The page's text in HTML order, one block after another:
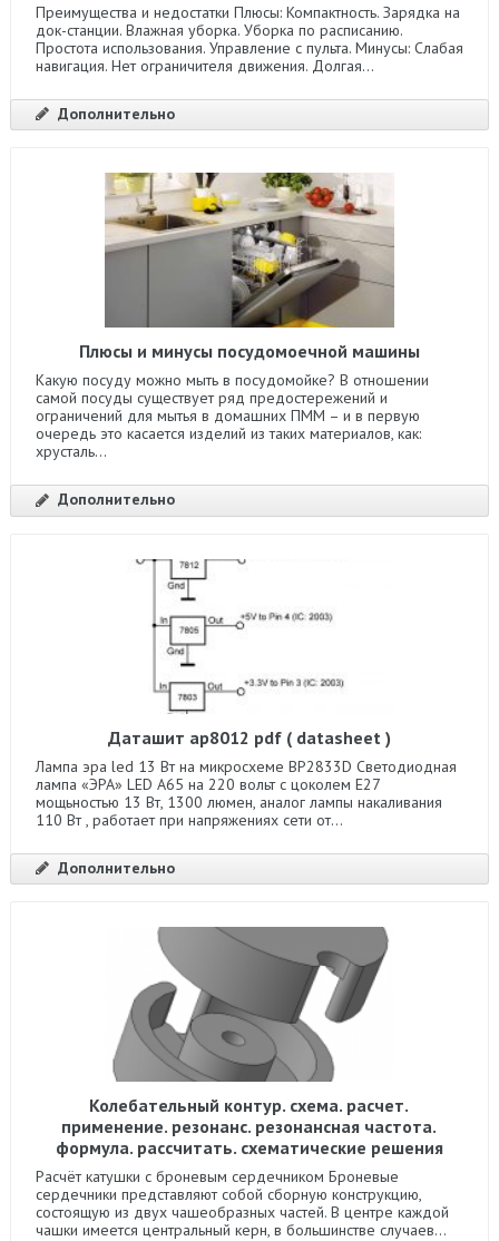
Преимущества и недостатки Плюсы: Компактность. Зарядка на
док-станции. Влажная уборка. Уборка по расписанию.
Простота использования. Управление с пульта. Минусы: Слабая
навигация. Нет ограничителя движения. Долгая...
Дополнительно
Плюсы и минусы посудомоечной машины
Какую посуду можно мыть в посудомойке? В отношении
самой посуды существует ряд предостережений и
ограничений для мытья в домашних ПММ – и в первую
очередь это касается изделий из таких материалов, как:
хрусталь...
Дополнительно
Даташит ap8012 pdf ( datasheet )
Лампа эра led 13 Вт на микросхеме BP2833D Светодиодная
лампа «ЭРА» LED A65 на 220 вольт с цоколем Е27
мощьностью 13 Вт, 1300 люмен, аналог лампы накаливания
110 Вт , работает при напряжениях сети от...
Дополнительно
Колебательный контур. схема. расчет.
применение. резонанс. резонансная частота.
формула. рассчитать. схематические решения
Расчёт катушки с броневым сердечником Броневые
сердечники представляют собой сборную конструкцию,
состоящую из двух чашеобразных частей. В центре каждой
чашки имеется центральный керн, в большинстве случаев...